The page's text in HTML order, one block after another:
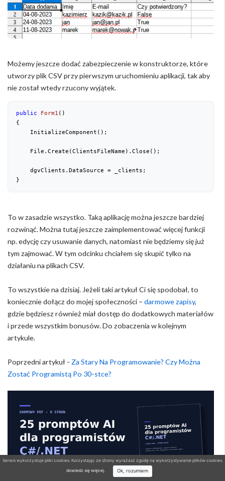
Możemy jeszcze dodać zabezpieczenie w konstruktorze, które
utworzy plik CSV przy pierwszym uruchomieniu aplikacji, tak aby
nie został wtedy rzucony wyjątek.
public Form1 (
{
    InitializeComponent();
    File.Create(ClientsFileName).Close();
    dgvClients.DataSource = _clients;
}
To w zasadzie wszystko. Taką aplikację można jeszcze bardziej
rozwinąć. Można tutaj jeszcze zaimplementować więcej funkcji
np. edycję czy usuwanie danych, natomiast nie będziemy się już
tym zajmować. W tym odcinku chciałem się skupić tylko na
działaniu na plikach CSV.
To wszystkie na dzisiaj. Jeżeli taki artykuł Ci się spodobał, to
koniecznie dołącz do mojej społeczności – darmowe zapisy,
gdzie będziesz również miał dostęp do dodatkowych materiałów
i przede wszystkim bonusów. Do zobaczenia w kolejnym
artykule.
Poprzedni artykuł - Za Stary Na Programowanie? Czy Można
Zostać Programistą Po 30-stce?
Serwis wykorzystuje pliki cookies. Korzystając ze strony wyrażasz zgodę na wykorzystywanie plików cookies.
dowiedz się więcej. Ok, rozumiem